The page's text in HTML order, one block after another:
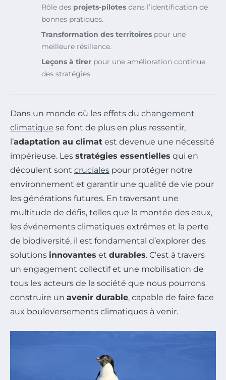
Rôle des projets-pilotes dans l’identification de
bonnes pratiques.
Transformation des territoires pour une
meilleure résilience.
Leçons à tirer pour une amélioration continue
des stratégies.
Dans un monde où les effets du changement
climatique se font de plus en plus ressentir,
l’adaptation au climat est devenue une nécessité
impérieuse. Les stratégies essentielles qui en
découlent sont cruciales pour protéger notre
environnement et garantir une qualité de vie pour
les générations futures. En traversant une
multitude de défis, telles que la montée des eaux,
les événements climatiques extrêmes et la perte
de biodiversité, il est fondamental d’explorer des
solutions innovantes et durables. C’est à travers
un engagement collectif et une mobilisation de
tous les acteurs de la société que nous pourrons
construire un avenir durable, capable de faire face
aux bouleversements climatiques à venir.